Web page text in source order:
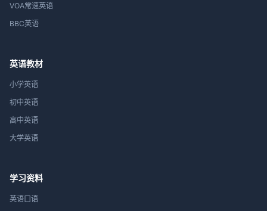
VOA常速英语
BBC英语
英语教材
小学英语
初中英语
高中英语
大学英语
学习资料
英语口语